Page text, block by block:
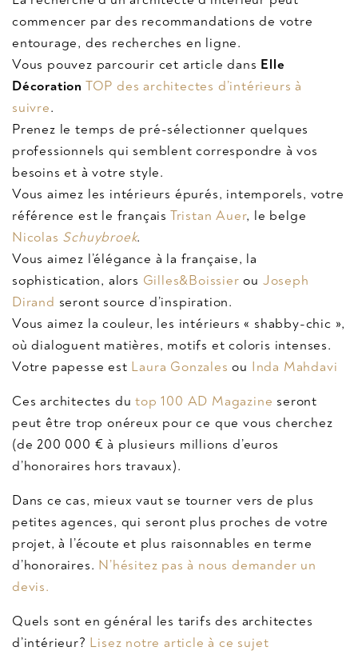
commencer par des recommandations de votre
entourage, des recherches en ligne.
Vous pouvez parcourir cet article dans Elle
Décoration TOP des architectes d’intérieurs à
suivre.
Prenez le temps de pré-sélectionner quelques
professionnels qui semblent correspondre à vos
besoins et à votre style.
Vous aimez les intérieurs épurés, intemporels, votre
référence est le français Tristan Auer, le belge
Nicolas Schuybroek.
Vous aimez l’élégance à la française, la
sophistication, alors Gilles&Boissierou Joseph
Dirand seront source d’inspiration.
Vous aimez la couleur, les intérieurs « shabby-chic »,
où dialoguent matières, motifs et coloris intenses.
Votre papesse est Laura Gonzales ou Inda Mahdavi
Ces architectes dutop 100 AD Magazine seront
peut être trop onéreux pour ce que vous cherchez
(de 200 000 € à plusieurs millions d’euros
d’honoraires hors travaux).
Dans ce cas, mieux vaut se tourner vers de plus
petites agences, qui seront plus proches de votre
projet, à l’écoute et plus raisonnables en terme
d’honoraires. N’hésitez pas à nous demander un
devis.
Quels sont en général les tarifs des architectes
d’intérieur? Lisez notre article à ce sujet